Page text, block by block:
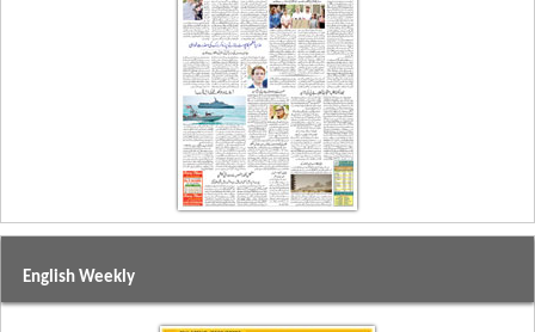
English Weekly